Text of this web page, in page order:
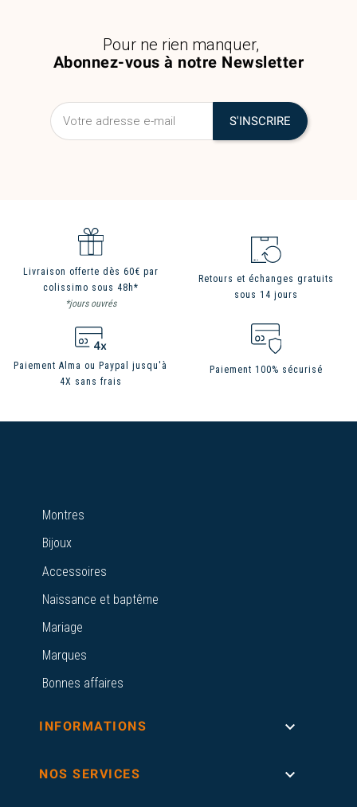
Abonnez-vous à notre Newsletter
Pour ne rien manquer,
Livraison offerte dès 60€ par
colissimo sous 48h*
*jours ouvrés
Retours et échanges gratuits
sous 14 jours
Paiement Alma ou Paypal jusqu'à
4X sans frais
Paiement 100% sécurisé
Montres
Bijoux
Accessoires
Naissance et baptême
Mariage
Marques
Bonnes affaires
INFORMATIONS 
NOS SERVICES 